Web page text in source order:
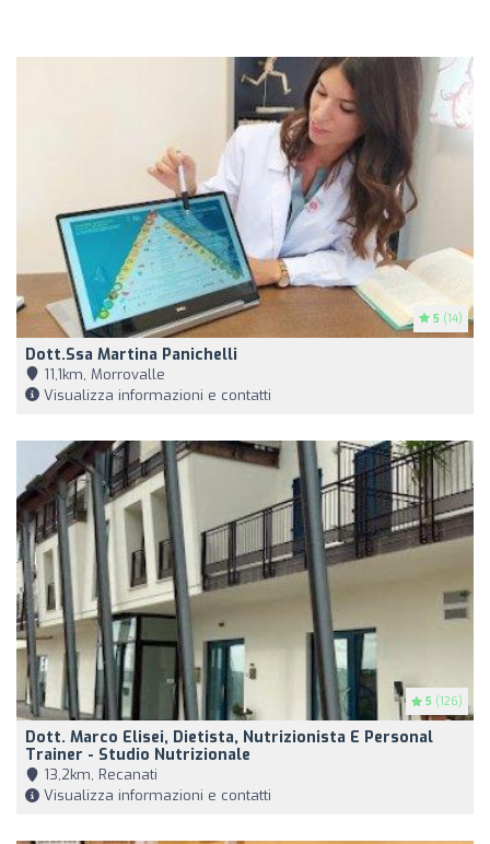
5 (14)
Dott.ssa Martina Panichelli
11,1km, Morrovalle
Visualizza informazioni e contatti
5 (126)
Dott. Marco Elisei, Dietista, Nutrizionista E Personal
Trainer - Studio Nutrizionale
13,2km, Recanati
Visualizza informazioni e contatti